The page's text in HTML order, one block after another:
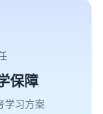
保障
学习方案